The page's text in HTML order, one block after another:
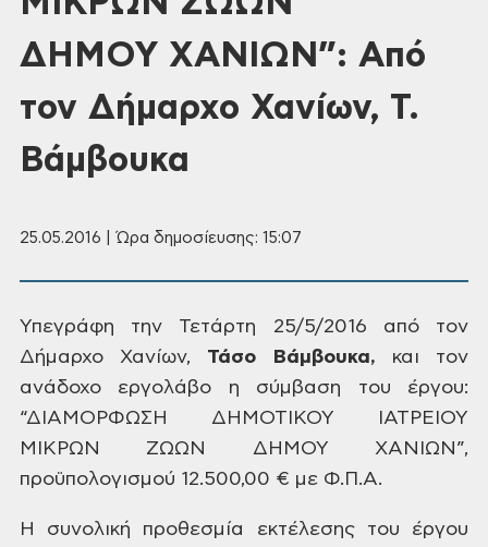
ΔΗΜΟΥ ΧΑΝΙΩΝ”: Από
τον Δήμαρχο Χανίων, Τ.
Βάμβουκα
25.05.2016 | Ώρα δημοσίευσης: 15:07
Υπεγράφη την Τετάρτη 25/5/2016 απότον
Δήμαρχο Χανίων, Τάσο Βάμβουκα, και τον
ανάδοχο εργολάβο η σύμβαση του έργου:
“ΔΙΑΜΟΡΦΩΣΗ ΔΗΜΟΤΙΚΟΥ ΙΑΤΡΕΙΟΥ
ΜΙΚΡΩΝ ΖΩΩΝ ΔΗΜΟΥ ΧΑΝΙΩΝ”,
προϋπολογισμού 12.500,00 € με Φ.Π.Α.
Η
συνολική προθεσμία εκτέλεσης του έργου